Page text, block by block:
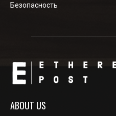
Безопасность
ABOUT US